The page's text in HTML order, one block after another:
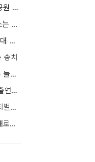
폭염도 못 꺾는 '타는 목마름'…탑골공원 아리수 냉장고 가보니
구광모·젠슨 황, 다음 주 재회동…장소는 실리콘밸리
고 채상병 어머니 "누가 마음 놓고 군대 보내겠나"…임성근 징역 3년에 분통
치
[TF프리즘] 김혜준·공효진·정은채, 총 들고 액션 한판
이경규→영탁, '우리동네 전성시대' 출연…내일(8일) 첫 방송
데이식스 영케이, 사운드플래닛페스티벌서 '솔로 첫 헤드라이너' 확정
에스파, 데뷔 첫 고척돔 단독 입성…새로운 세계 열린다